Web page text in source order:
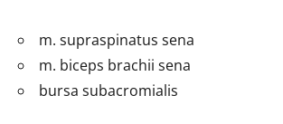
m. supraspinatus sena
m. biceps brachii sena
bursa subacromialis